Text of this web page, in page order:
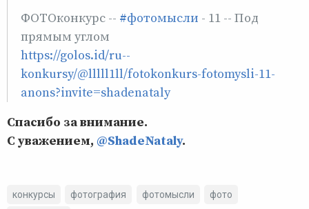
ФОТОконкурс -- #фотомысли - 11 -- Под
прямым углом
https://golos.id/ru--
konkursy/@lllll1ll/fotokonkurs-fotomysli-11-
anons?invite=shadenataly
Спасибо за внимание.
С уважением, @ShadeNataly.
конкурсы фотография фотомысли
фото